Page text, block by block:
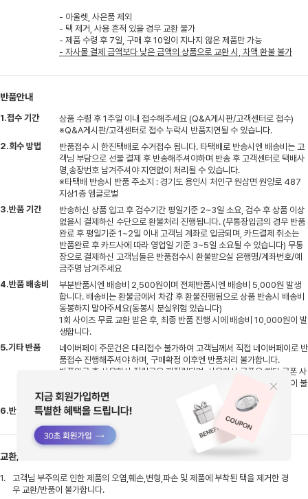
- 아울렛, 사은품 제외
- 택 제거, 사용 흔적 있을 경우 교환 불가
- 제품 수령 후 7일, 구매 후 10일이 지나지 않은 제품만 가능
- 자사몰 결제 금액보다 낮은 금액의 상품으로 교환 시, 차액 환불 불가
반품안내
1.접수 기간
상품 수령 후 1주일 이내 접수해주세요 (Q&A게시판/고객센터로 접수)
※Q&A게시판/고객센터로 접수 누락시 반품지연될 수 있습니다.
2.회수 방법
반품접수 시 한진택배로 수거접수 됩니다. 타택배로 반송시엔 배송비는 고
객님 부담으로 선불 결제 후 반송해주셔야하며 반송 후 고객센터로 택배사
명,송장번호 남겨주셔야 지연없이 처리될 수 있습니다.
※타택배 반송시 반품 주소지 : 경기도 용인시 처인구 원삼면 원양로 487
지상1층 엠글로벌
3.반품 기간
반송하신 상품 입고 후 검수기간 평일기준 2~3일 소요, 검수 후 상품 이상
없을시 결제하신 수단으로 환불처리 진행됩니다. (무통장입금의 경우 반품
완료 후 평일기준 1~2일 이내 고객님 계좌로 입금되며, 카드결제 취소는
반품완료 후 카드사에 따라 영업일 기준 3~5일 소요될 수 있습니다) 무통
장으로 결제하신 고객님들은 반품접수시 환불받으실 은행명/계좌번호/예
금주명 남겨주세요
4.반품 배송비
부분반품시엔 배송비 2,500원이며 전체반품시엔 배송비 5,000원 발생
합니다. 배송비는 환불금에서 차감 후 환불진행됨으로 상품 반송시 배송비
동봉하지 말아주세요(동봉시 분실위험 있습니다)
1회 사이즈 무료 교환 받은 후, 최종 반품 진행 시에 배송비 10,000원이 발
생합니다.
5.기타 반품
네이버페이 주문건은 대리접수 불가하여 고객님께서 직접 네이버페이로 반
품접수 진행해주셔야 하며, 구매확정 이후엔 반품처리 불가합니다.
반품완료 후 사용하신 적립금은 재적립되며, 사용하신 쿠폰은 해당 쿠폰 사
용기간에 따라 사용이 불가할 수 있습니다.(부분반품시에는 쿠폰 복원이 불
가합니다.)
6.반품 안내
자사몰에서 구매한 제품은 매장 반품이 불가합니다.
교환/반품 유의사항
1.
고객님 부주의로 인한 제품의 오염,훼손,변형,파손 및 제품에 부착된 택을 제거한 경
우 교환/반품이 불가합니다.